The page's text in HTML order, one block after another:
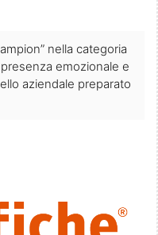
nella categoria
emozionale e
aziendale preparato